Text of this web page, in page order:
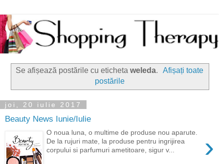
Se afișează postările cu eticheta weleda.
Afișați toate
postările
joi, 20 iulie 2017
Beauty News Iunie/Iulie
›
O noua luna, o multime de produse nou aparute.
De la rujuri mate, la produse pentru ingrijirea
corpului si parfumuri ametitoare, sigur v...